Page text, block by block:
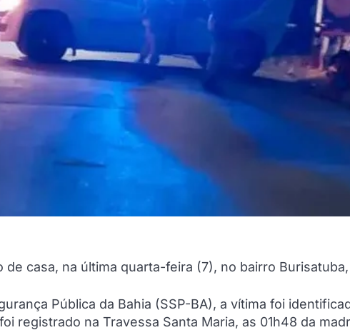
casa, na última quarta-feira (7), no bairro
Pública da Bahia (SSP-BA), a vítima foi
registrado na Travessa Santa Maria, as 01h48 da